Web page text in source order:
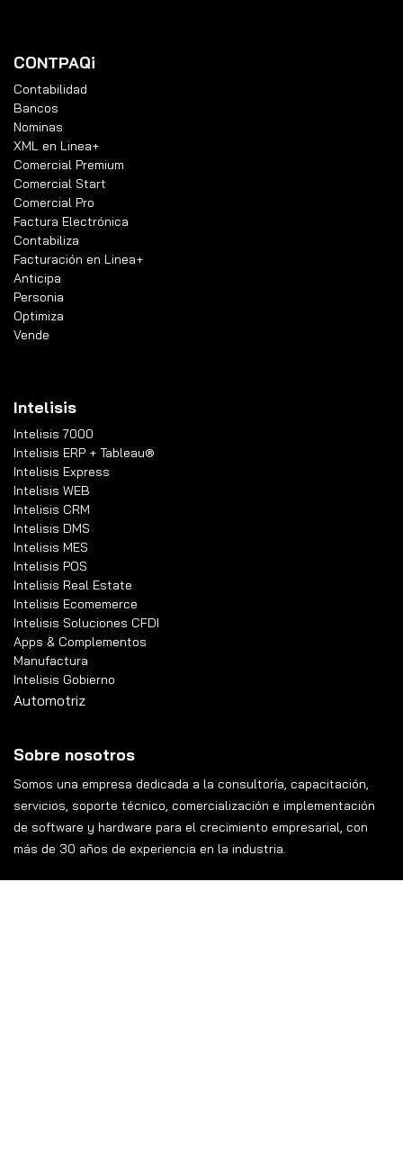
CONTPAQi
Contabilidad
Bancos
Nominas
XML en Linea+
Comercial Premium
Comercial Start
Comercial Pro
Factura Electrónica
Contabiliza
Facturación en Linea+
Anticipa
Personia
Optimiza
Vende
Intelisis
Intelisis 7000
Intelisis ERP + Tableau®
Intelisis Express
Intelisis WEB
Intelisis CRM
Intelisis DMS
Intelisis MES
Intelisis POS
Intelisis Real Estate
Intelisis Ecomemerce
Intelisis Soluciones CFDI
Apps & Complementos
Manufactura
Intelisis Gobierno
Automotriz
Sobre nosotros
Somos una empresa dedicada a la consultoría, capacitación,
servicios, soporte técnico, comercialización e implementación
de software y hardware para el crecimiento empresarial, con
más de 30 años de experiencia en la industria.